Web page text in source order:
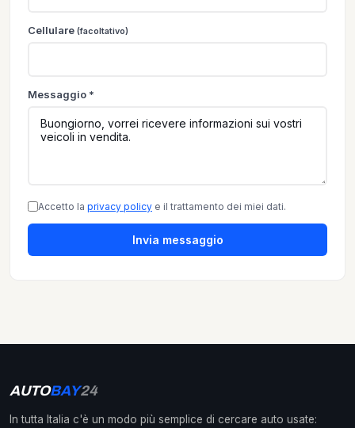
Cellulare (facoltativo)
Messaggio *
Accetto la privacy policy e il trattamento dei miei dati.
Invia messaggio
AUTOBAY24
In tutta Italia c'è un modo più semplice di cercare auto usate: